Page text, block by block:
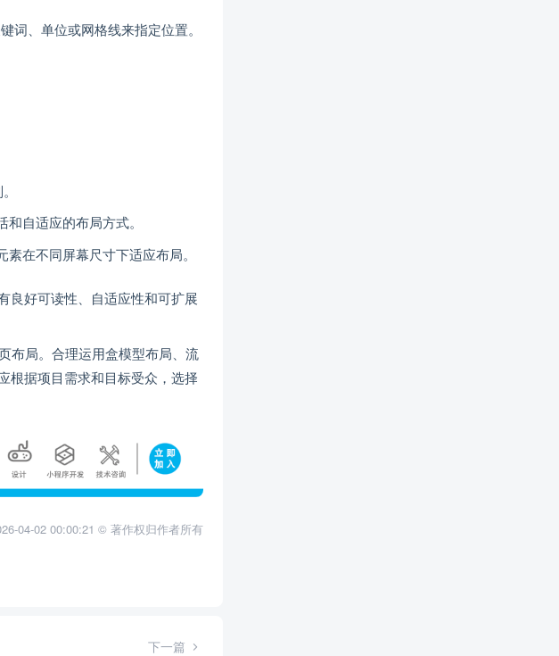
词、单位或网格线来指定位置。
自适应的布局方式。
在不同屏幕尺寸下适应布局。
良好可读性、自适应性和可扩展
布局。合理运用盒模型布局、流
根据项目需求和目标受众，选择
04-02 00:00:21 © 著作权归作者所有
下一篇